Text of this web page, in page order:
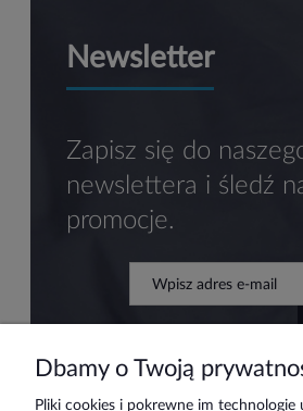
Newsletter
Zapisz się do
newslettera i śledź
promocje.
Dbamy o Twoją
Pliki cookies i pokrewne im technologie